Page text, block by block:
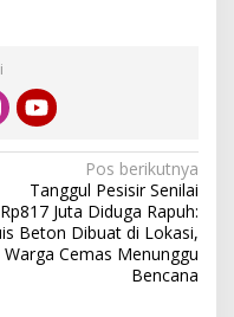
Pos berikutnya
Tanggul Pesisir Senilai
Rp817 Juta Diduga Rapuh:
Beton Dibuat di Lokasi,
Warga Cemas Menunggu
Bencana